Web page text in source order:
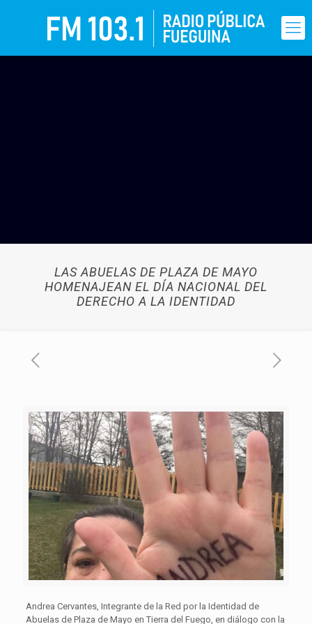
LAS ABUELAS DE PLAZA DE MAYO
HOMENAJEAN EL DÍA NACIONAL DEL
DERECHO A LA IDENTIDAD
Andrea Cervantes, Integrante de la Red por la Identidad de
Abuelas de Plaza de Mayo en Tierra del Fuego, en diálogo con la